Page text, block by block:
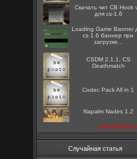
Скачать чит CB Hook
для cs-1.6
Loading Game Banner
cs 1.6 баннер при
загрузке...
CSDM 2.1.1, CS
Deathmatch
Codec Pack All in 1
Napalm Nades 1.2
посмотреть
Случайная статья